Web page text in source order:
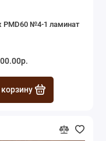
PMD60 №4-1 ламинат